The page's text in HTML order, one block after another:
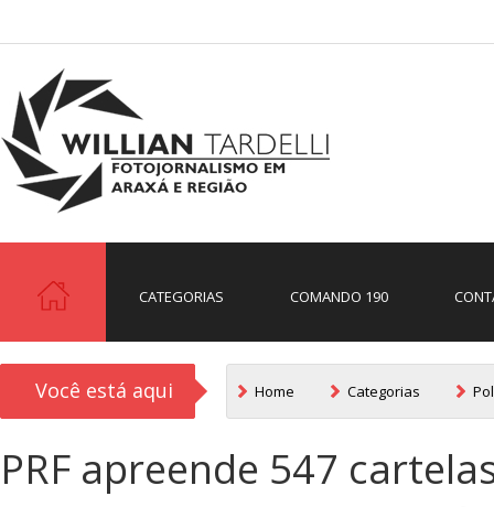
CATEGORIAS COMANDO 190
Você está aqui Home Categorias
PRF apreende 547